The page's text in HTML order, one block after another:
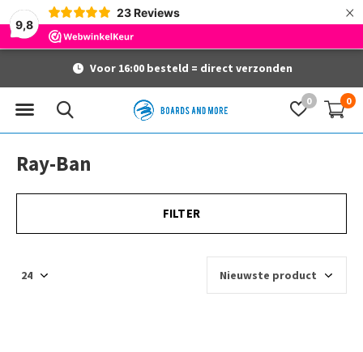
9,8
23 Reviews ×
0 0
Gratis verzending vanaf 60 euro
Ray-Ban
FILTER